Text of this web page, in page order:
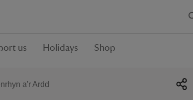
us Holidays Shop
a'r Ardd